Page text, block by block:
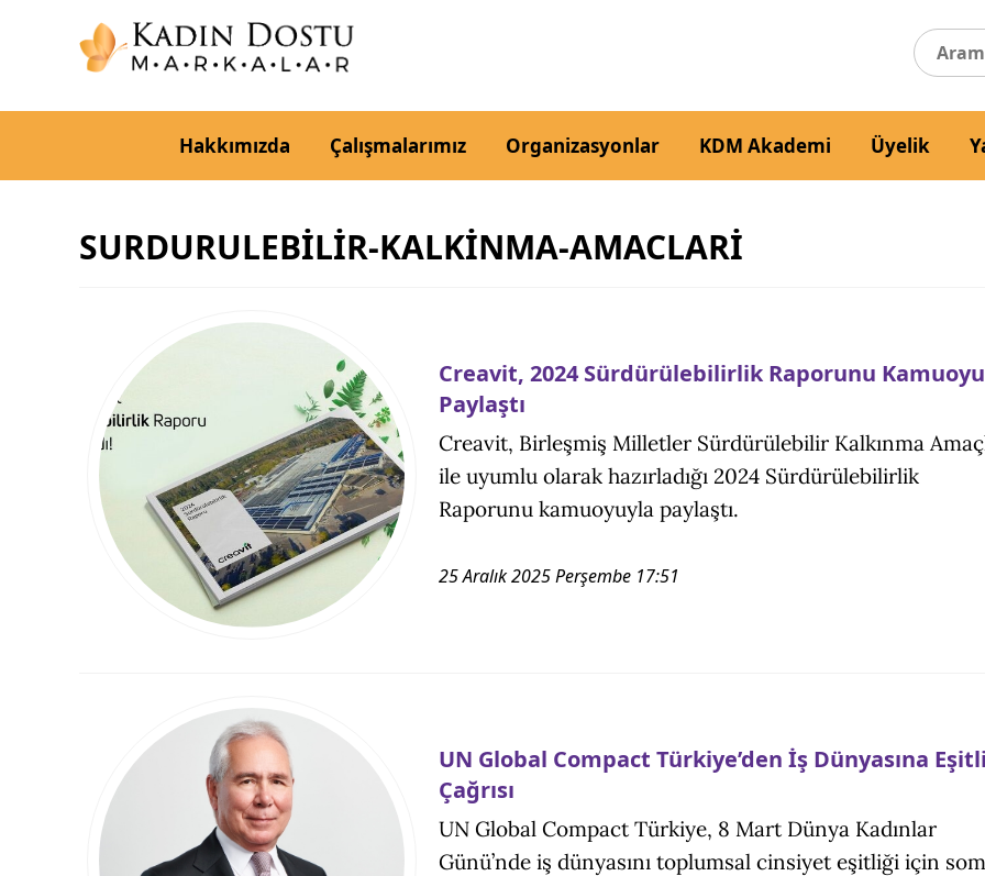
Hakkımızda Çalışmalarımız Organizasyonlar KDM Akademi Üyelik
SURDURULEBİLİR-KALKİNMA-AMACLARİ
Creavit, 2024 Sürdürülebilirlik Raporunu
Paylaştı
Creavit, Birleşmiş Milletler Sürdürülebilir Kalkınma
ile uyumlu olarak hazırladığı 2024 Sürdürülebilirlik
Raporunu kamuoyuyla paylaştı.
25 Aralık 2025 Perşembe 17:51
UN Global Compact Türkiye’den İş Dünyasına
Çağrısı
UN Global Compact Türkiye, 8 Mart Dünya Kadınlar
Günü’nde iş dünyasını toplumsal cinsiyet eşitliği için